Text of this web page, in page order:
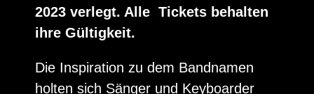
2023 verlegt. Alle Tickets behalten
ihre Gültigkeit.
Die Inspiration zu dem Bandnamen
holten sich Sänger und Keyboarder